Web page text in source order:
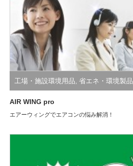
工場・施設環境用品 省エネ・環境製品
AIR WING pro
エアーウィングでエアコンの悩み解消！